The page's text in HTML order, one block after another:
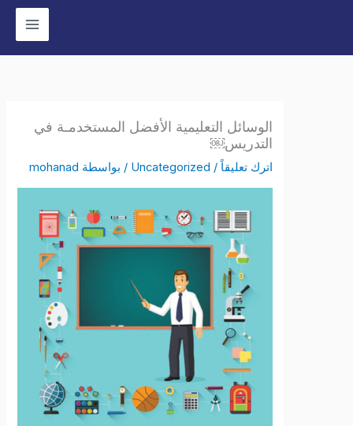
الوسائل التعليمية الأفضل المستخدمـة في
التدريس￼
اترك تعليقاً /
Uncategorized/ بواسطة mohanad